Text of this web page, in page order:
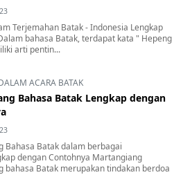
Terjemahan Batak - Indonesia Lengkap
bahasa Batak, terdapat kata " Hepeng
arti pentin...
ACARA BATAK
Bahasa Batak Lengkap dengan
Bahasa Batak dalam berbagai
dengan Contohnya Martangiang
bahasa Batak merupakan tindakan berdoa